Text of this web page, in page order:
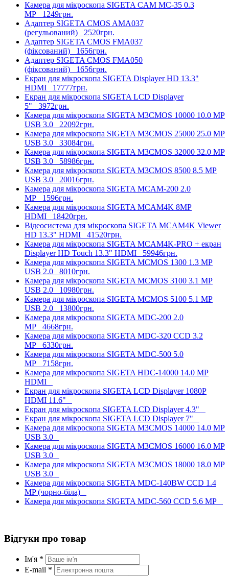
Камера для мікроскопа SIGETA CAM MC-35 0.3
MP 1249грн.
Адаптер SIGETA CMOS AMA037
(регульований) 2520грн.
Адаптер SIGETA CMOS FMA037
(фіксований) 1656грн.
Адаптер SIGETA CMOS FMA050
(фіксований) 1656грн.
Екран для мікроскопа SIGETA Displayer HD 13.3"
HDMI 17777грн.
Екран для мікроскопа SIGETA LCD Displayer
5" 3972грн.
Камера для мікроскопа SIGETA M3CMOS 10000 10.0 MP
USB 3.0 22092грн.
Камера для мікроскопа SIGETA M3CMOS 25000 25.0 MP
USB 3.0 33084грн.
Камера для мікроскопа SIGETA M3CMOS 32000 32.0 MP
USB 3.0 58986грн.
Камера для мікроскопа SIGETA M3CMOS 8500 8.5 MP
USB 3.0 20016грн.
Камера для мікроскопа SIGETA MCAM-200 2.0
MP 1596грн.
Камера для мікроскопа SIGETA MCAM4K 8MP
HDMI 18420грн.
Відеосистема для мікроскопа SIGETA MCAM4K Viewer
HD 13.3" HDMI 41520грн.
Камера для мікроскопа SIGETA MCAM4K-PRO + екран
Displayer HD Touch 13.3" HDMI 59946грн.
Камера для мікроскопа SIGETA MCMOS 1300 1.3 MP
USB 2.0 8010грн.
Камера для мікроскопа SIGETA MCMOS 3100 3.1 MP
USB 2.0 10980грн.
Камера для мікроскопа SIGETA MCMOS 5100 5.1 MP
USB 2.0 13800грн.
Камера для мікроскопа SIGETA MDC-200 2.0
MP 4668грн.
Камера для мікроскопа SIGETA MDC-320 CCD 3.2
MР 6330грн.
Камера для мікроскопа SIGETA MDC-500 5.0
MP 7158грн.
Камера для мікроскопа SIGETA HDC-14000 14.0 MP
HDMI
Екран для мікроскопа SIGETA LCD Displayer 1080P
HDMI 11.6"
Екран для мікроскопа SIGETA LCD Displayer 4.3"
Екран для мікроскопа SIGETA LCD Displayer 7"
Камера для мікроскопа SIGETA M3CMOS 14000 14.0 MP
USB 3.0
Камера для мікроскопа SIGETA M3CMOS 16000 16.0 MP
USB 3.0
Камера для мікроскопа SIGETA M3CMOS 18000 18.0 MP
USB 3.0
Камера для мікроскопа SIGETA MDC-140BW CCD 1.4
MP (чорно-біла)
Камера для мікроскопа SIGETA MDC-560 CCD 5.6 MP
Відгуки про товар
Ім'я *
E-mail *